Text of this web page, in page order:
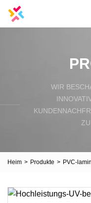
WIR
Heim > Produkte > PVC-